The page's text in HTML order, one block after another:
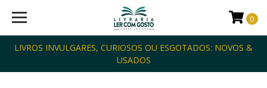
LIVROS INVULGARES, CURIOSOS OU ESGOTADOS: NOVOS &
USADOS
0